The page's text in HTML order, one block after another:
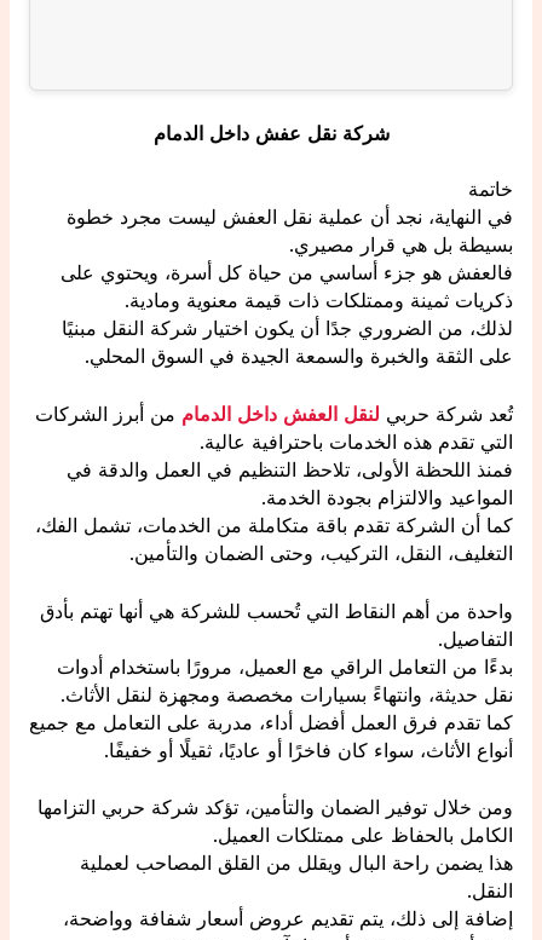
شركة نقل عفش داخل الدمام
خاتمة
في النهاية، نجد أن عملية نقل العفش ليست مجرد خطوة
بسيطة بل هي قرار مصيري.
فالعفش هو جزء أساسي من حياة كل أسرة، ويحتوي على
ذكريات ثمينة وممتلكات ذات قيمة معنوية ومادية.
لذلك، من الضروري جدًا أن يكون اختيار شركة النقل مبنيًا
على الثقة والخبرة والسمعة الجيدة في السوق المحلي.
تُعد شركة حربي لنقل العفش داخل الدمام من أبرز الشركات
التي تقدم هذه الخدمات باحترافية عالية.
فمنذ اللحظة الأولى، تلاحظ التنظيم في العمل والدقة في
المواعيد والالتزام بجودة الخدمة.
كما أن الشركة تقدم باقة متكاملة من الخدمات، تشمل الفك،
التغليف، النقل، التركيب، وحتى الضمان والتأمين.
واحدة من أهم النقاط التي تُحسب للشركة هي أنها تهتم بأدق
التفاصيل.
بدءًا من التعامل الراقي مع العميل، مرورًا باستخدام أدوات
نقل حديثة، وانتهاءً بسيارات مخصصة ومجهزة لنقل الأثاث.
كما تقدم فرق العمل أفضل أداء، مدربة على التعامل مع جميع
أنواع الأثاث، سواء كان فاخرًا أو عاديًا، ثقيلًا أو خفيفًا.
ومن خلال توفير الضمان والتأمين، تؤكد شركة حربي التزامها
الكامل بالحفاظ على ممتلكات العميل.
هذا يضمن راحة البال ويقلل من القلق المصاحب لعملية
النقل.
إضافة إلى ذلك، يتم تقديم عروض أسعار شفافة وواضحة،